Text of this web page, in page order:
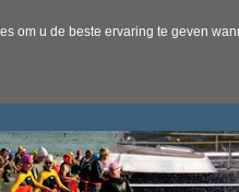
om u de beste ervaring te geven